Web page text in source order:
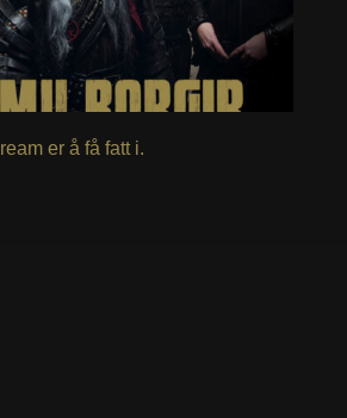
er å få fatt i.